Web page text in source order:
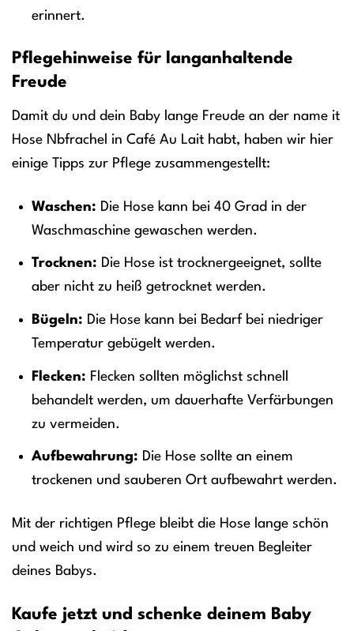
erinnert.
Pflegehinweise für langanhaltende
Freude
Damit du und dein Baby lange Freude an der name it
Hose Nbfrachel in Café Au Lait habt, haben wir hier
einige Tipps zur Pflege zusammengestellt:
Waschen: Die Hose kann bei 40 Grad in der
Waschmaschine gewaschen werden.
Trocknen: Die Hose ist trocknergeeignet, sollte
aber nicht zu heiß getrocknet werden.
Bügeln: Die Hose kann bei Bedarf bei niedriger
Temperatur gebügelt werden.
Flecken: Flecken sollten möglichst schnell
behandelt werden, um dauerhafte Verfärbungen
zu vermeiden.
Aufbewahrung: Die Hose sollte an einem
trockenen und sauberen Ort aufbewahrt werden.
Mit der richtigen Pflege bleibt die Hose lange schön
und weich und wird so zu einem treuen Begleiter
deines Babys.
Kaufe jetzt und schenke deinem Baby